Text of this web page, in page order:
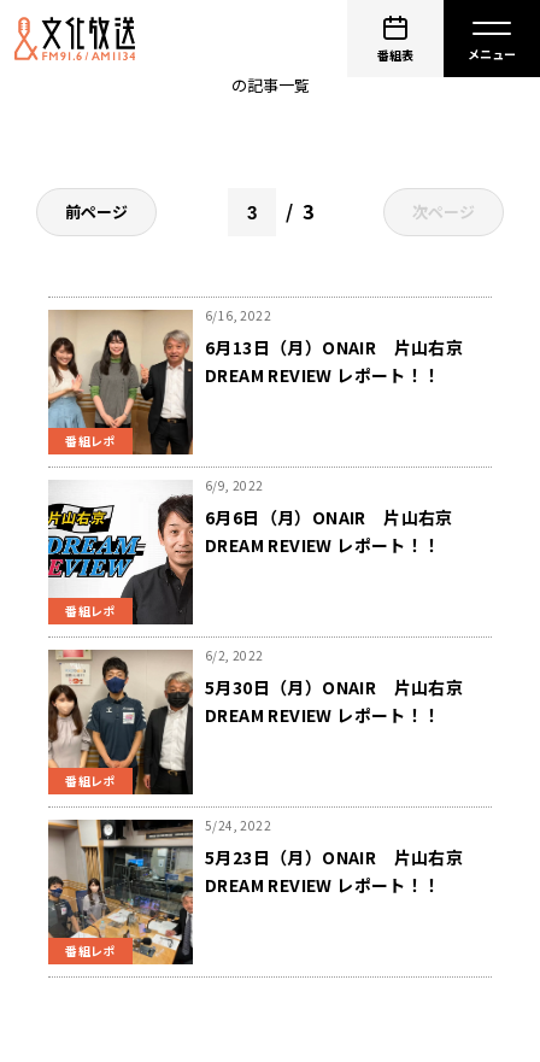
番組表
の記事一覧
前ページ 3 次ページ
番組レポ
6/16, 2022
6月13日（月）ONAIR 片山右京
DREAM REVIEW レポート！！
番組レポ
6/9, 2022
6月6日（月）ONAIR 片山右京
DREAM REVIEW レポート！！
番組レポ
6/2, 2022
5月30日（月）ONAIR 片山右京
DREAM REVIEW レポート！！
番組レポ
5/24, 2022
5月23日（月）ONAIR 片山右京
DREAM REVIEW レポート！！